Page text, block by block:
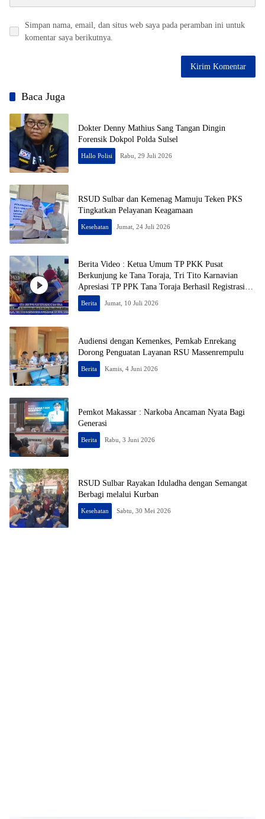
Simpan nama, email, dan situs web saya pada peramban ini untuk
komentar saya berikutnya.
Baca Juga
Dokter Denny Mathius Sang Tangan Dingin
Forensik Dokpol Polda Sulsel
Hallo Polisi Rabu, 29 Juli 2026
RSUD Sulbar dan Kemenag Mamuju Teken PKS
Tingkatkan Pelayanan Keagamaan
Kesehatan Jumat, 24 Juli 2026
Berita Video : Ketua Umum TP PKK Pusat
Berkunjung ke Tana Toraja, Tri Tito Karnavian
Apresiasi TP PPK Tana Toraja Berhasil Registrasi
50% Posyandu
Berita Jumat, 10 Juli 2026
Audiensi dengan Kemenkes, Pemkab Enrekang
Dorong Penguatan Layanan RSU Massenrempulu
Berita Kamis, 4 Juni 2026
Pemkot Makassar : Narkoba Ancaman Nyata Bagi
Generasi
Berita Rabu, 3 Juni 2026
RSUD Sulbar Rayakan Iduladha dengan Semangat
Berbagi melalui Kurban
Kesehatan Sabtu, 30 Mei 2026